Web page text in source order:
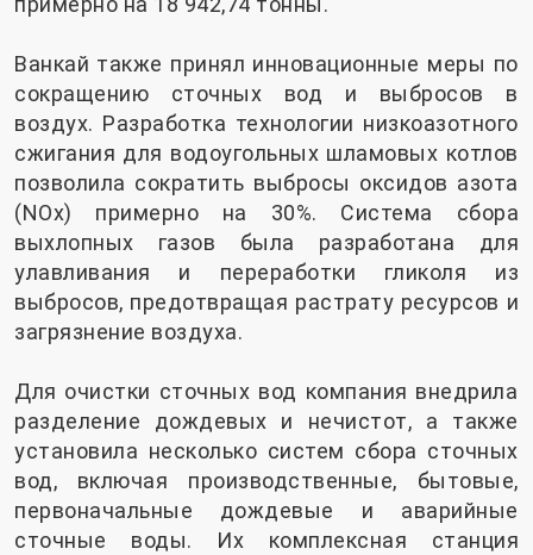
Ванкай также принял инновационные меры по
сокращению сточных вод и выбросов в
воздух. Разработка технологии низкоазотного
сжигания для водоугольных шламовых котлов
позволила сократить выбросы оксидов азота
(NOx) примерно на 30%. Система сбора
выхлопных газов была разработана для
улавливания и переработки гликоля из
выбросов, предотвращая растрату ресурсов и
загрязнение воздуха.
Для очистки сточных вод компания внедрила
разделение дождевых и нечистот, а также
установила несколько систем сбора сточных
вод, включая производственные, бытовые,
первоначальные дождевые и аварийные
сточные воды. Их комплексная станция